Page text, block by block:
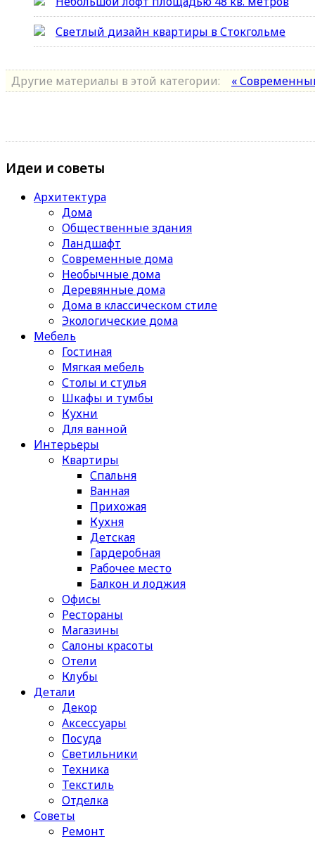
Светлый дизайн квартиры в Стокгольме
Другие материалы в этой категории: «
Идеи и советы
Архитектура
Дома
Общественные здания
Ландшафт
Современные дома
Необычные дома
Деревянные дома
Дома в классическом стиле
Экологические дома
Мебель
Гостиная
Мягкая мебель
Столы и стулья
Шкафы и тумбы
Кухни
Для ванной
Интерьеры
Квартиры
Спальня
Ванная
Прихожая
Кухня
Детская
Гардеробная
Рабочее место
Балкон и лоджия
Офисы
Рестораны
Магазины
Салоны красоты
Отели
Клубы
Детали
Декор
Аксессуары
Посуда
Светильники
Техника
Текстиль
Отделка
Советы
Ремонт